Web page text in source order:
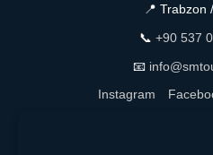
📍 Trabzon
📞 +90 537
📧
Instagram